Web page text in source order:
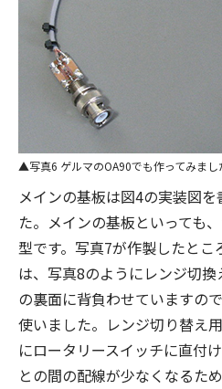
写真6 ゲルマのOA90でも作ってみまし
メインの基板は図4の実装図
た。メインの基板といっても
型です。写真7が作製したとこ
は、写真8のようにレンジ切
の裏面に背負わせていますの
使いました。レンジ切り替え
にロータリースイッチに直付
との間の配線が少なくなるた